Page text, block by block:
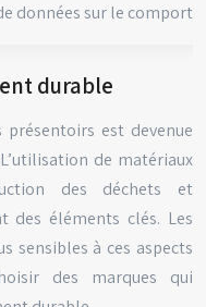
données sur le
durable
présentoirs est devenue
de matériaux
des déchets et
des éléments clés. Les
sensibles à ces aspects
des marques qui